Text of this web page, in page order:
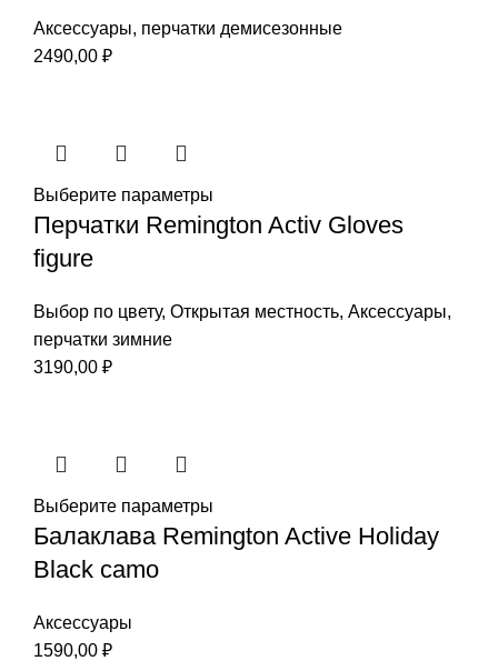
Аксессуары, перчатки демисезонные
2490,00 ₽
Выберите параметры
Перчатки Remington Activ Gloves
figure
Выбор по цвету, Открытая местность, Аксессуары,
перчатки зимние
3190,00 ₽
Выберите параметры
Балаклава Remington Active Holiday
Black сamo
Аксессуары
1590,00 ₽